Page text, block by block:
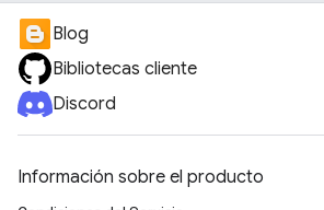
Blog
Bibliotecas cliente
Discord
Información sobre el producto